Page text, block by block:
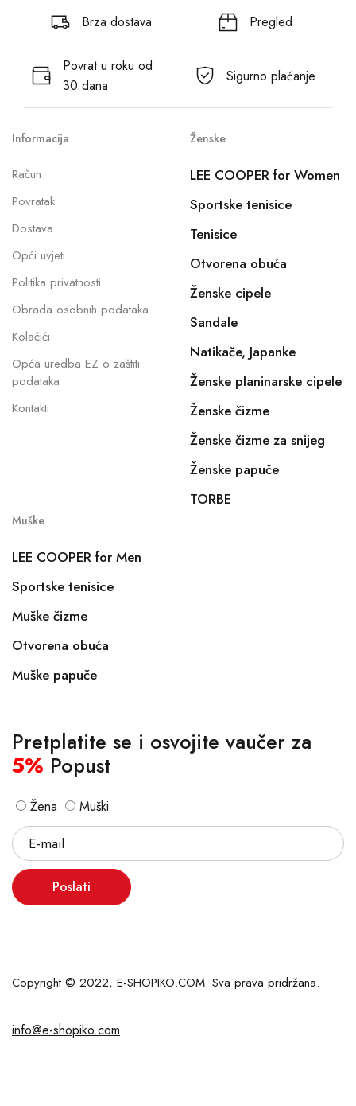
Brza dostava Pregled
Povrat u roku od
30 dana
Sigurno plaćanje
Informacija
Račun
Povratak
Dostava
Opći uvjeti
Politika privatnosti
Obrada osobnih podataka
Kolačići
Opća uredba EZ o zaštiti
podataka
Kontakti
Ženske
LEE COOPER for Women
Sportske tenisice
Tenisice
Otvorena obuća
Ženske cipele
Sandale
Natikače, Japanke
Ženske planinarske cipele
Ženske čizme
Ženske čizme za snijeg
Ženske papuče
TORBE
Muške
LEE COOPER for Men
Sportske tenisice
Muške čizme
Otvorena obuća
Muške papuče
Pretplatite se i osvojite vaučer za
5% Popust
Žena Muški
Poslati
Copyright © 2022, E-SHOPIKO.COM. Sva prava pridržana.
info@e-shopiko.com